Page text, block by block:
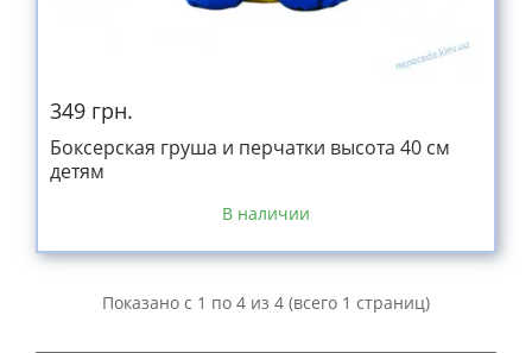
349 грн.
Боксерская груша и перчатки высота 40 см
детям
В наличии
Показано с 1 по 4 из 4 (всего 1 страниц)